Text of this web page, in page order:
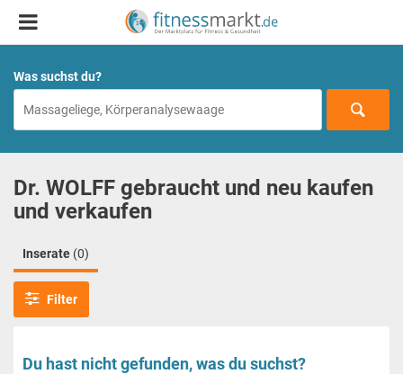
Was suchst du?
Dr. WOLFF gebraucht und neu kaufen
und verkaufen
Inserate (0)
Filter
Du hast nicht gefunden, was du suchst?